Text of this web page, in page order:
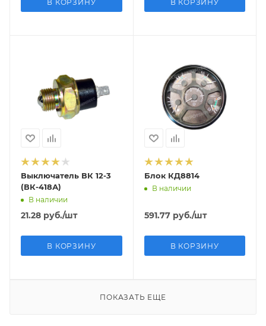
В КОРЗИНУ В КОРЗИНУ
Выключатель ВК 12-3
(ВК-418А)
В наличии
21.28 руб./шт
В КОРЗИНУ
Блок КД8814
В наличии
591.77руб./шт
В КОРЗИНУ
ПОКАЗАТЬ ЕЩЕ